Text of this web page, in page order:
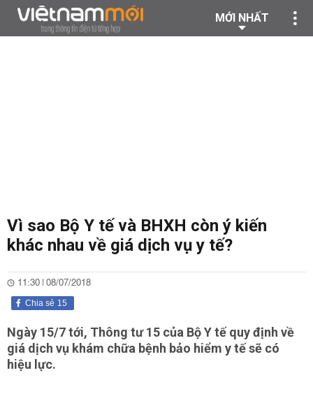
MỚI NHẤT
Vì sao Bộ Y tế và BHXH còn ý kiến
khác nhau về giá dịch vụ y tế?
11:30 | 08/07/2018
15
Chia sẻ
Ngày 15/7 tới, Thông tư 15 của Bộ Y tế quy định về
giá dịch vụ khám chữa bệnh bảo hiểm y tế sẽ có
hiệu lực.